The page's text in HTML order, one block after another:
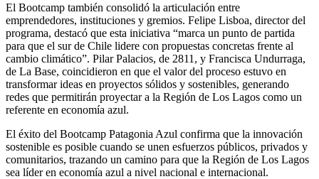
El Bootcamp también consolidó la articulación entre
emprendedores, instituciones y gremios. Felipe Lisboa, director del
programa, destacó que esta iniciativa “marca un punto de partida
para que el sur de Chile lidere con propuestas concretas frente al
cambio climático”. Pilar Palacios, de 2811, y Francisca Undurraga,
de La Base, coincidieron en que el valor del proceso estuvo en
transformar ideas en proyectos sólidos y sostenibles, generando
redes que permitirán proyectar a la Región de Los Lagos como un
referente en economía azul.
El éxito del Bootcamp Patagonia Azul confirma que la innovación
sostenible es posible cuando se unen esfuerzos públicos, privados y
comunitarios, trazando un camino para que la Región de Los Lagos
sea líder en economía azul a nivel nacional e internacional.